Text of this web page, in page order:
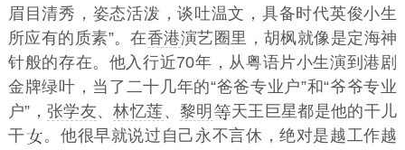
眉目清秀，姿态活泼，谈吐温文，具备时代英俊小生
所应有的质素”。在香港演艺圈里，胡枫就像是定海神
针般的存在。他入行近70年，从粤语片小生演到港剧
金牌绿叶，当了二十几年的“爸爸专业户”和“爷爷专业
户”，张学友、林忆莲、 黎明
天王巨星都是他的干儿
干
。他很早就说过自己永不言休，绝对是越工作越